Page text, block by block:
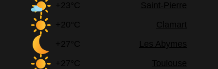
+23°C
Saint-Pierre
+20°C
Clamart
+27°C
Les Abymes
+27°C
Toulouse